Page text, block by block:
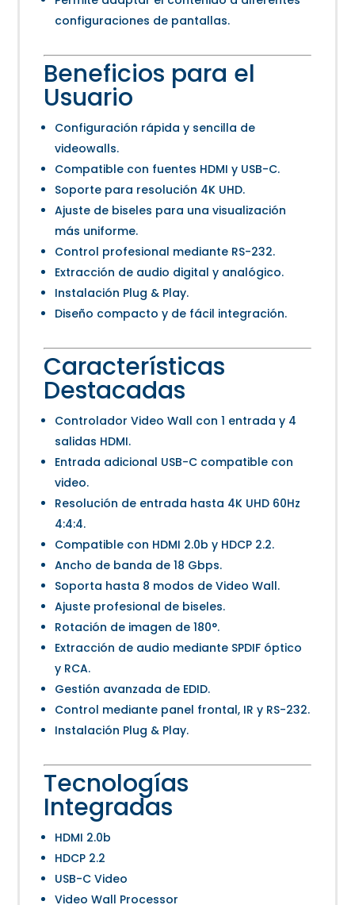
configuraciones de pantallas.
Beneficios para el
Usuario
Configuración rápida y sencilla de
videowalls.
Compatible con fuentes HDMI y USB-C.
Soporte para resolución 4K UHD.
Ajuste de biseles para una visualización
más uniforme.
Control profesional mediante RS-232.
Extracción de audio digital y analógico.
Instalación Plug & Play.
Diseño compacto y de fácil integración.
Características
Destacadas
Controlador Video Wall con 1 entrada y 4
salidas HDMI.
Entrada adicional USB-C compatible con
video.
Resolución de entrada hasta 4K UHD 60Hz
4:4:4.
Compatible con HDMI 2.0b y HDCP 2.2.
Ancho de banda de 18 Gbps.
Soporta hasta 8 modos de Video Wall.
Ajuste profesional de biseles.
Rotación de imagen de 180°.
Extracción de audio mediante SPDIF óptico
y RCA.
Gestión avanzada de EDID.
Control mediante panel frontal, IR y RS-232.
Instalación Plug & Play.
Tecnologías
Integradas
HDMI 2.0b
HDCP 2.2
USB-C Video
Video Wall Processor